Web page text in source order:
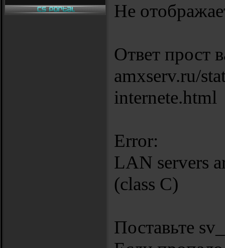
Не
Ответ прост
amxserv.ru/
internete.html
Error:
LAN servers
(class C)
Поставьте